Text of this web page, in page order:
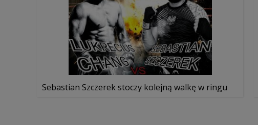
Sebastian Szczerek stoczy kolejną walkę w ringu